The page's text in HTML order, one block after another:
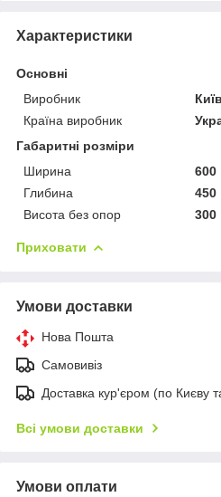
Характеристики
Основні
Виробник
Країна виробник
Габаритні розміри
Ширина
Глибина
Висота без опор
Приховати
Умови доставки
Нова Пошта
Самовивіз
Доставка кур'єром (по Києву
Всі умови доставки
Умови оплати